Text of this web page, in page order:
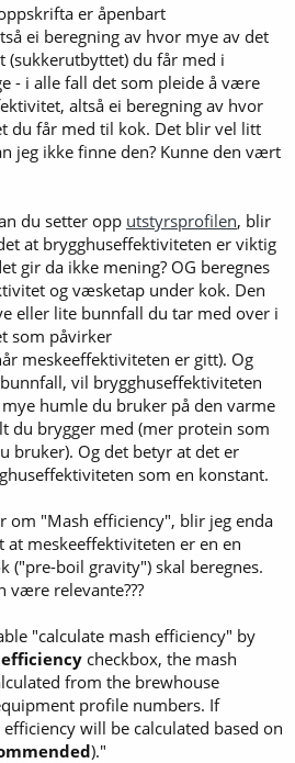
er åpenbart
ei beregning av hvor mye av det
du får med i
- i alle fall det som pleide å være
altså ei beregning av hvor
du får med til kok. Det blir vel litt
jeg ikke finne den? Kunne den vært
du setter opp utstyrsprofilen, blir
at brygghuseffektiviteten er viktig
gir da ikke mening? OG beregnes
og væsketap under kok. Den
eller lite bunnfall du tar med over i
som påvirker
meskeeffektiviteten er gitt). Og
vil brygghuseffektiviteten
humle du bruker på den varme
du brygger med (mer protein som
bruker). Og det betyr at det er
som en konstant.
om "Mash efficiency", blir jeg enda
meskeeffektiviteten er en en
("pre-boil gravity") skal beregnes.
være relevante???
"calculate mash efficiency" by
checkbox, the mash
from the brewhouse
profile numbers. If
will be calculated based on
)."